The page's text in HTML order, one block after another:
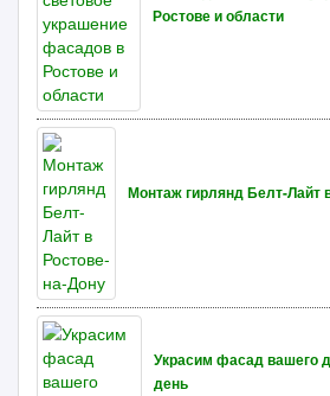
Ростове и области
Монтаж гирлянд Белт-Лайт
Украсим фасад вашего
день